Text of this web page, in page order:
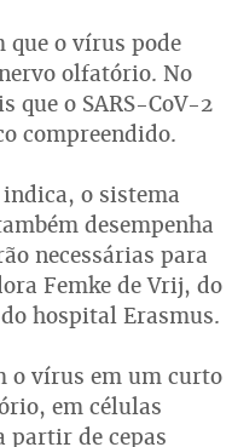
que o vírus pode
olfatório. No
que o SARS-CoV-2
compreendido.
o sistema
desempenha
necessárias para
Femke de Vrij, do
hospital Erasmus.
o vírus em um curto
em células
partir de cepas